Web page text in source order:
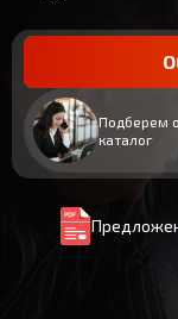
Подберем
каталог